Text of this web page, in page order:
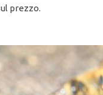
prezzo.